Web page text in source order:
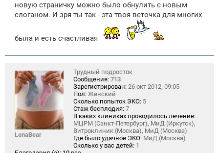
новую страничку можно было обнулить с новым
слоганом. И зря ты так - эта твоя веточка для многих
была и есть счастливая
LenaBear
Трудный подросток
Сообщения: 713
Зарегистрирован: 26 окт 2012, 09:05
Пол: Женский
Сколько попыток ЭКО: 5
Стаж бесплодия: 7
В каких клиниках проводилось лечение:
МЦРМ (Санкт-Петербург), МиД (Иркутск),
Витроклиник (Москва), МиД (Москва)
Где было удачное ЭКО: МиД (Москва)
Сколько у вас детей: 1